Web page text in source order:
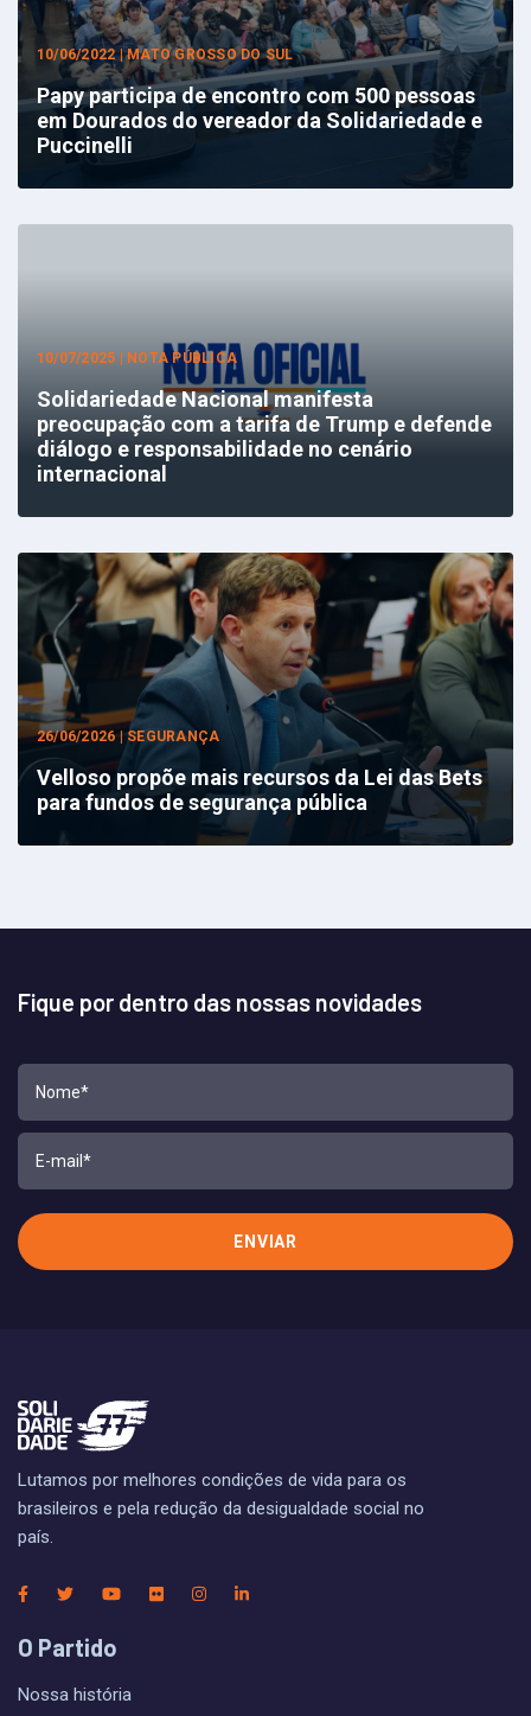
10/06/2022 | MATO GROSSO DO SUL
Papy participa de encontro com 500 pessoas
em Dourados do vereador da Solidariedade e
Puccinelli
10/07/2025 | NOTA PÚBLICA
Solidariedade Nacional manifesta
preocupação com a tarifa de Trump e defende
diálogo e responsabilidade no cenário
internacional
26/06/2026 | SEGURANÇA
Velloso propõe mais recursos da Lei das Bets
para fundos de segurança pública
Fique por dentro das nossas novidades
Lutamos por melhores condições de vida para os
brasileiros e pela redução da desigualdade social no
país.
O Partido
Nossa história